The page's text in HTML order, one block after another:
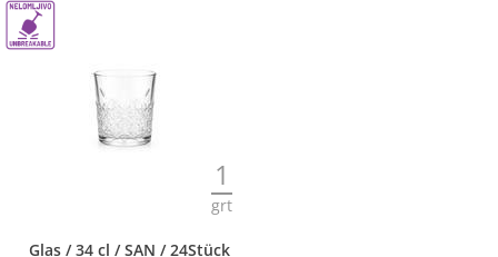
1
grt
Glas / 34 cl / SAN / 24Stück